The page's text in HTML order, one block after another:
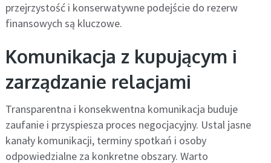
przejrzystość i konserwatywne podejście do rezerw
finansowych są kluczowe.
Komunikacja z kupującym i
zarządzanie relacjami
Transparentna i konsekwentna komunikacja buduje
zaufanie i przyspiesza proces negocjacyjny. Ustal jasne
kanały komunikacji, terminy spotkań i osoby
odpowiedzialne za konkretne obszary. Warto